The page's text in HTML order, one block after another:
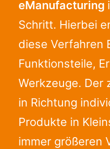
eManufacturing
Schritt. Hierbei
diese Verfahren
Funktionsteile,
Werkzeuge. Der
in Richtung
Produkte in
immer größeren